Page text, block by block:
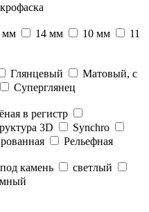
мм 14 мм 10 мм
11
Глянцевый
Матовый, с
Суперглянец
в регистр
3D
Synchro
Рельефная
под камень
светлый